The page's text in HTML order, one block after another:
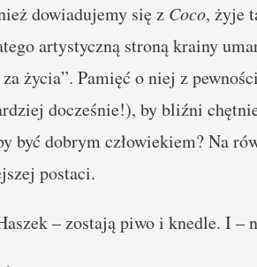
dowiadujemy się z Coco, żyje
artystyczną stroną krainy
życia”. Pamięć o niej z
docześnie!), by bliźni
być dobrym człowiekiem? Na
postaci.
– zostają piwo i knedle. I –